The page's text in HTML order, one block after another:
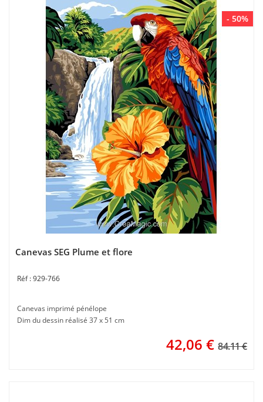
- 50%
Canevas SEG Plume et flore
929-766
Canevas imprimé pénélope
Dim du dessin réalisé 37 x 51 cm
42,06 € 84.11 €